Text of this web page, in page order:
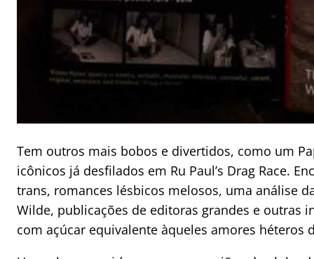
Tem outros mais bobos e divertidos, como um
icônicos já desfilados em Ru Paul’s Drag Race.
trans, romances lésbicos melosos, uma análise
Wilde, publicações de editoras grandes e outras
com açúcar equivalente àqueles amores héteros